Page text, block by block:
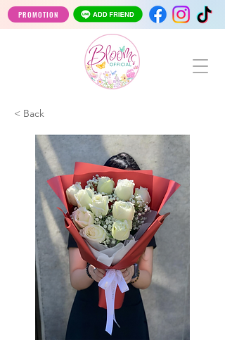
PROMOTION
< Back